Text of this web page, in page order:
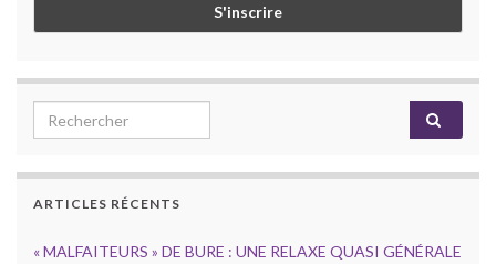
Search for:
ARTICLES RÉCENTS
« MALFAITEURS » DE BURE : UNE RELAXE QUASI GÉNÉRALE